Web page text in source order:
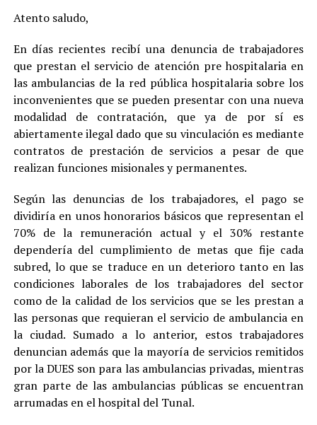
Atento saludo,
En días recientes recibí una denuncia de trabajadores
que prestan el servicio de atención pre hospitalaria en
las ambulancias de la red pública hospitalaria sobre los
inconvenientes que se pueden presentar con una nueva
modalidad de contratación, que ya de por sí es
abiertamente ilegal dado que su vinculación es mediante
contratos de prestación de servicios a pesar de que
realizan funciones misionales y permanentes.
Según las denuncias de los trabajadores, el pago se
dividiría en unos honorarios básicos que representan el
70% de la remuneración actual y el 30% restante
dependería del cumplimiento de metas que fije cada
subred, lo que se traduce en un deterioro tanto en las
condiciones laborales de los trabajadores del sector
como de la calidad de los servicios que se les prestan a
las personas que requieran el servicio de ambulancia en
la ciudad. Sumado a lo anterior, estos trabajadores
denuncian además que la mayoría de servicios remitidos
por la DUES son para las ambulancias privadas, mientras
gran parte de las ambulancias públicas se encuentran
arrumadas en el hospital del Tunal.